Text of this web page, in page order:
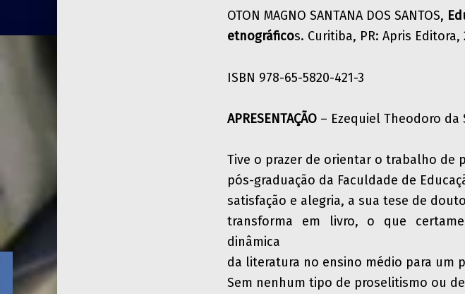
OTON MAGNO SANTANA DOS SANTOS,
etnográficos. Curitiba, PR: Apris Editora,
ISBN 978-65-5820-421-3
APRESENTAÇÃO – Ezequiel Theodoro
Tive o prazer de orientar o trabalho de
pós-graduação da Faculdade de
satisfação e alegria, a sua tese de
transforma em livro, o que
dinâmica
da literatura no ensino médio para um
Sem nenhum tipo de proselitismo ou